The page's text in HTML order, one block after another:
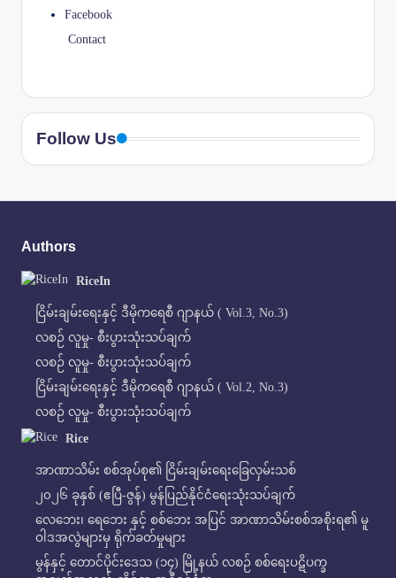
Facebook
Contact
Follow Us
Authors
RiceIn
ငြိမ်းချမ်းရေးနှင့် ဒီမိုကရေစီ ဂျာနယ် ( Vol.3, No.3)
လစဉ် လူမှု- စီးပွားသုံးသပ်ချက်
လစဉ် လူမှု- စီးပွားသုံးသပ်ချက်
ငြိမ်းချမ်းရေးနှင့် ဒီမိုကရေစီ ဂျာနယ် ( Vol.2, No.3)
လစဉ် လူမှု- စီးပွားသုံးသပ်ချက်
Rice
အာဏာသိမ်း စစ်အုပ်စု၏ ငြိမ်းချမ်းရေးခြေလှမ်းသစ်
၂၀၂၆ ခုနှစ် (ဧပြီ-ဇွန်) မွန်ပြည်နိုင်ငံရေးသုံးသပ်ချက်
လေဘေး၊ ရေဘေး နှင့် စစ်ဘေး အပြင် အာဏာသိမ်းစစ်အစိုးရ၏ မူ
ဝါဒအလွဲများမှ ရိုက်ခတ်မှုများ
မွန်နှင့် တောင်ပိုင်းဒေသ (၁၄) မြို့နယ် လစဉ် စစ်ရေးပဋိပက္ခ